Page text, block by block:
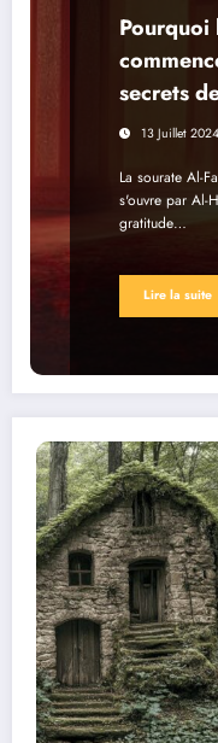
Pourquoi
secrets
13 Juillet 2024
La sourate Al-
s'ouvre par Al-
gratitude…
Lire la suite